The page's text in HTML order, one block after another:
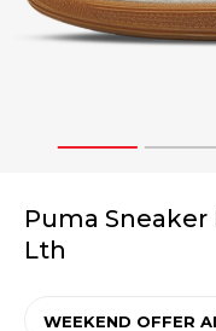
1 2
Puma
Lth
WEEKEND OFFER